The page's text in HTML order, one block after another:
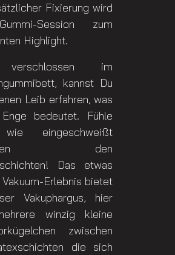
Fixierung wird
Session zum
Highlight.
im
kannst Du
Leib erfahren, was
bedeutet. Fühle
eingeschweißt
den
Das etwas
Erlebnis bietet
Vakuphargus, hier
winzig kleine
zwischen
die sich